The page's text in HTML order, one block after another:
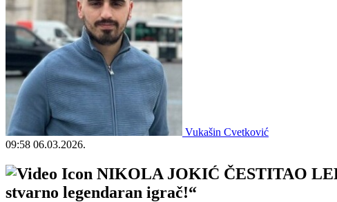
Vukašin Cvetković
09:58 06.03.2026.
NIKOLA JOKIĆ ČESTITAO
stvarno legendaran igrač!“